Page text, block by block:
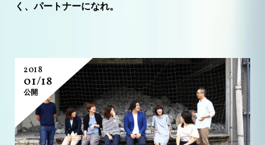
く、パートナーになれ。
2018
01/18
公開